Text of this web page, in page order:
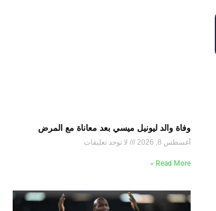
وفاة والد ليونيل ميسي بعد معاناة مع المرض
أغسطس 8, 2026 لا توجد تعليقات
Read More »